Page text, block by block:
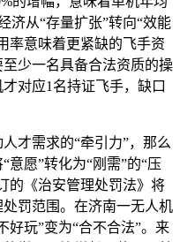
济从“存量扩张”转向“效能
率意味着更紧缺的飞手资
少一名具备合法资质的操
对应1名持证飞手，缺口
才需求的“牵引力”，那么
意愿”转化为“刚需”的“压
的《治安管理处罚法》将
罚范围。在济南一无人机
好玩”变为“合不合法”。来